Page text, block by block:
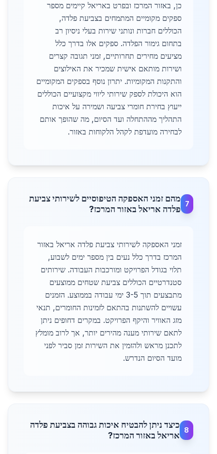
כן, באזור המרכז ובפרט באריאל קיימים מספר
ספקים מקומיים המתמחים בצביעת פלדה,
הכוללים חברות ונותני שירות בעלי ניסיון רב
בתחום גימור הפלדה. ספקים אלו בדרך כלל
מציעים מחירים תחרותיים, זמני תגובה קצרים
ושירות מותאם אישית שמכיר את האילוצים
והתקנות המקומיות. יתרון נוסף בספקים המקומיים
הוא היכולת לספק שירותי ליווי מקצועיים הכוללים
ייעוץ בחירת חומרי צביעה ושמירה על איכות
התהליך מההתחלה ועד הסיום, מה שהופך אותם
לבחירה מועדפת לקהל הלקוחות באזור.
7
מהם זמני האספקה הטיפוסיים לשירותי צביעת
פלדה אריאל באזור המרכז?
זמני האספקה לשירותי צביעת פלדה אריאל באזור
המרכז בדרך כלל נעים בין מספר ימים לשבוע,
תלוי בגודל הפרויקט ומורכבות העבודה. שירותים
סטנדרטיים הכוללים צביעת שטחים ממוצעים
מתבצעים תוך 3-5 ימי עבודה בממוצע. הזמנים
עשויים להשתנות בהתאם לזמינות החומרים, תנאי
מזג האוויר והיקף הפרויקט. במקרים דחופים ניתן
לתאם שירותי מענה מהירים יותר, אך לרוב מומלץ
לתכנן מראש ולהזמין את השירות זמן סביר לפני
מועד הסיום הנדרש.
8
כיצד ניתן להבטיח איכות גבוהה בצביעת פלדה
אריאל באזור המרכז?